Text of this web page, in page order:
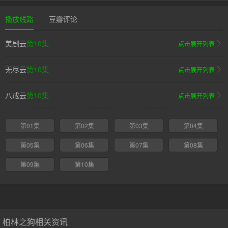
播放线路 豆瓣评论
美剧云第10集 点击展开列表
无尽云第10集 点击展开列表
八戒云第10集 点击展开列表
第01集 第02集 第03集 第04集
第05集 第06集 第07集 第08集
第09集 第10集
柏林之狗相关资讯